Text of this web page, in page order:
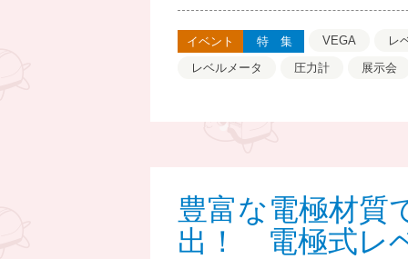
イベント 特集 VEGA
レ
レベルメータ
圧力計 展示会
豊富な電極材質
出！ 電極式レ